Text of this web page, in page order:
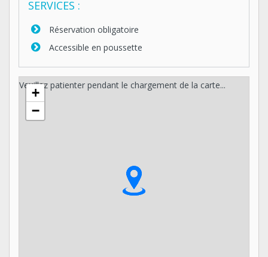
SERVICES :
Réservation obligatoire
Accessible en poussette
Veuillez patienter pendant le chargement de la carte...
+
−